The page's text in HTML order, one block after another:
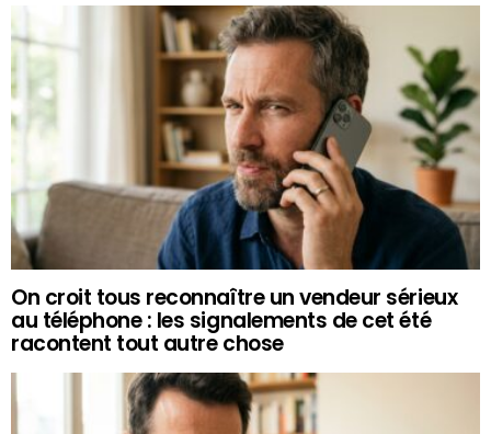
On croit tous reconnaître un vendeur sérieux
au téléphone : les signalements de cet été
racontent tout autre chose